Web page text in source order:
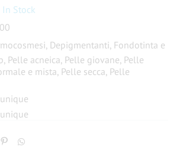
In Stock
, Depigmentanti, Fondotinta e
, Pelle acneica, Pelle giovane, Pelle
e mista, Pelle secca, Pelle